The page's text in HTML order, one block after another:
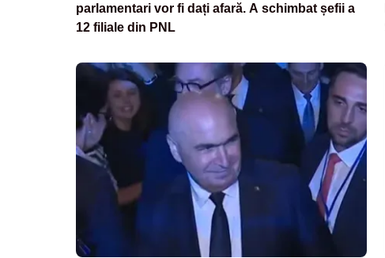
parlamentari vor fi dați afară. A schimbat șefii a
12 filiale din PNL